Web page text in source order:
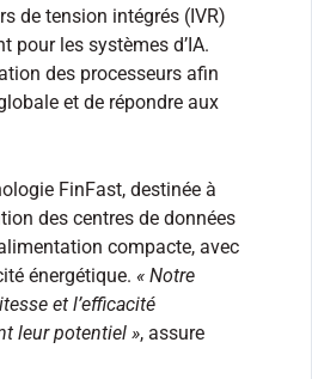
de tension intégrés (IVR)
pour les systèmes d’IA.
des processeurs afin
et de répondre aux
FinFast, destinée à
des centres de données
compacte, avec
énergétique. « Notre
et l’efficacité
leur potentiel », assure